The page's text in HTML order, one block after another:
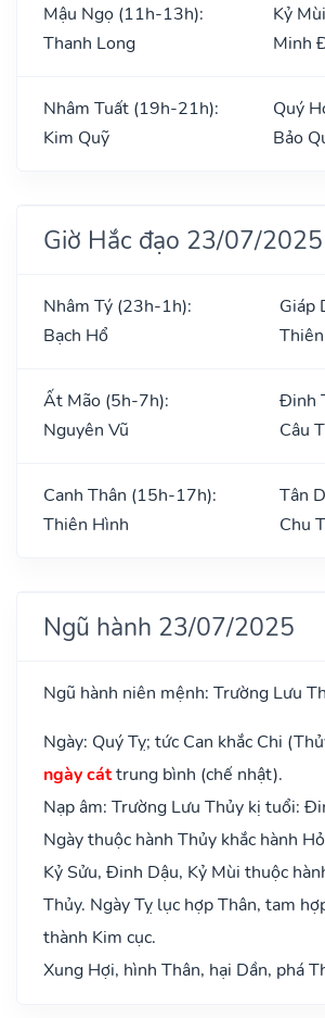
Mậu Ngọ (11h-13h):
Thanh Long
Kỷ
Minh
Nhâm Tuất (19h-21h):
Kim Quỹ
Quý
Bảo
Giờ Hắc đạo 23/07/2025
Nhâm Tý (23h-1h):
Bạch Hổ
Giáp
Ất Mão (5h-7h):
Nguyên Vũ
Đinh
Câu
Canh Thân (15h-17h):
Thiên Hình
Tân
Chu
Ngũ hành 23/07/2025
Ngũ hành niên mệnh: Trường Lưu
Ngày: Quý Tỵ; tức Can khắc Chi
ngày cáttrung bình (chế nhật).
Nạp âm: Trường Lưu Thủy kị tuổi:
Ngày thuộc hành Thủy khắc hành
Kỷ Sửu, Đinh Dậu, Kỷ Mùi thuộc
Thủy. Ngày Tỵ lục hợp Thân, tam
thành Kim cục.
Xung Hợi, hình Thân, hại Dần, phá